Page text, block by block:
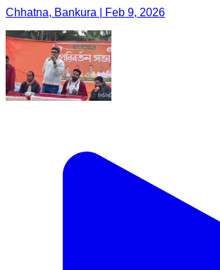
Chhatna, Bankura | Feb 9, 2026